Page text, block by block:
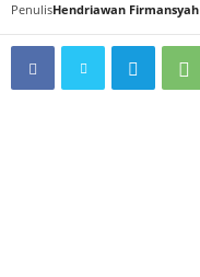
PenulisHendriawan Firmansyah